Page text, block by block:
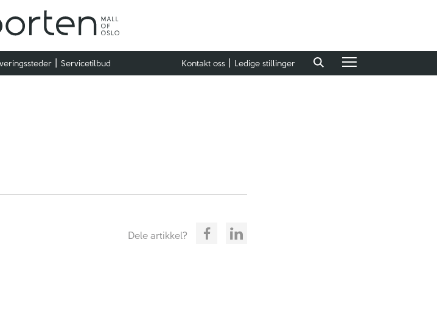
Servicetilbud Kontakt oss Ledige stillinger
Dele artikkel?